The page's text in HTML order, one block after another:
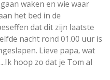
waken en wie waar
het bed in de
dat dit zijn laatste
nacht rond 01.00 uur is
Lieve papa, wat
hoop zo dat je Tom al